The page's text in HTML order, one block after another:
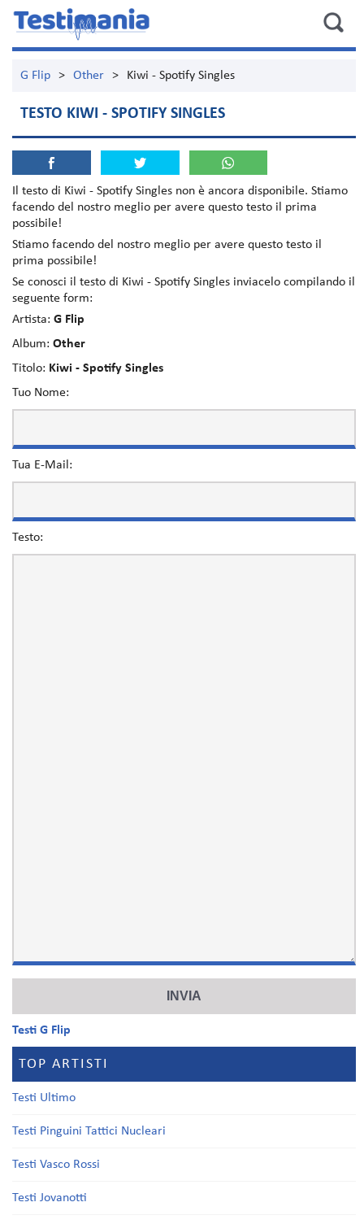
G Flip > Other > Kiwi - Spotify Singles
TESTO KIWI - SPOTIFY SINGLES
Il testo di Kiwi - Spotify Singles non è ancora disponibile. Stiamo
facendo del nostro meglio per avere questo testo il prima
possibile!
Stiamo facendo del nostro meglio per avere questo testo il
prima possibile!
Se conosci il testo di Kiwi - Spotify Singles inviacelo compilando il
seguente form:
Artista: G Flip
Album: Other
Titolo: Kiwi - Spotify Singles
Tuo Nome:
Tua E-Mail:
Testo:
Testi G Flip
TOP ARTISTI
Testi Ultimo
Testi Pinguini Tattici Nucleari
Testi Vasco Rossi
Testi Jovanotti